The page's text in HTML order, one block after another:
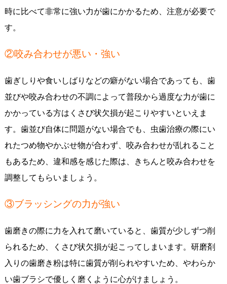
時に比べて非常に強い力が歯にかかるため、注意が必要で
す。
②咬み合わせが悪い・強い
歯ぎしりや食いしばりなどの癖がない場合であっても、歯
並びや咬み合わせの不調によって普段から過度な力が歯に
かかっている方はくさび状欠損が起こりやすいといえま
す。歯並び自体に問題がない場合でも、虫歯治療の際にい
れたつめ物やかぶせ物が合わず、咬み合わせが乱れること
もあるため、違和感を感じた際は、きちんと咬み合わせを
調整してもらいましょう。
③ブラッシングの力が強い
歯磨きの際に力を入れて磨いていると、歯質が少しずつ削
られるため、くさび状欠損が起こってしまいます。研磨剤
入りの歯磨き粉は特に歯質が削られやすいため、やわらか
い歯ブラシで優しく磨くように心がけましょう。